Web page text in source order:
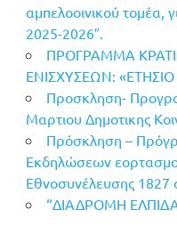
αμπελοοινικού τομέα,
2025-2026″.
ΠΡΟΓΡΑΜΜΑ
ΕΝΙΣΧΥΣΕΩΝ: «ΕΤΗΣΙΟ
Προσκληση-
Μαρτιου Δημοτικης
Πρόσκληση –
Εκδηλώσεων
Εθνοσυνέλευσης 1827
“ΔΙΑΔΡΟΜΗ